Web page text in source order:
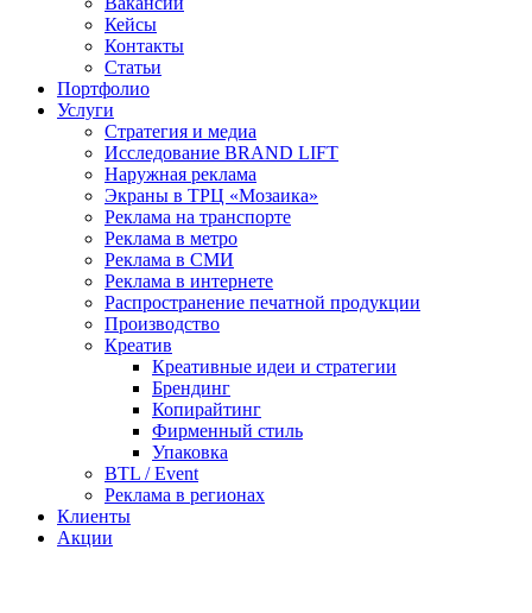
Кейсы
Контакты
Статьи
Портфолио
Услуги
Стратегия и медиа
Исследование BRAND LIFT
Наружная реклама
Экраны в ТРЦ «Мозаика»
Реклама на транспорте
Реклама в метро
Реклама в СМИ
Реклама в интернете
Распространение печатной продукции
Производство
Креатив
Креативные идеи и стратегии
Брендинг
Копирайтинг
Фирменный стиль
Упаковка
BTL / Event
Реклама в регионах
Клиенты
Акции